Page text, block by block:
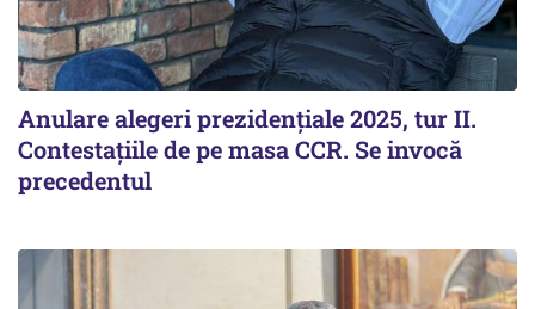
Anulare alegeri prezidențiale 2025, tur II.
Contestațiile de pe masa CCR. Se invocă
precedentul